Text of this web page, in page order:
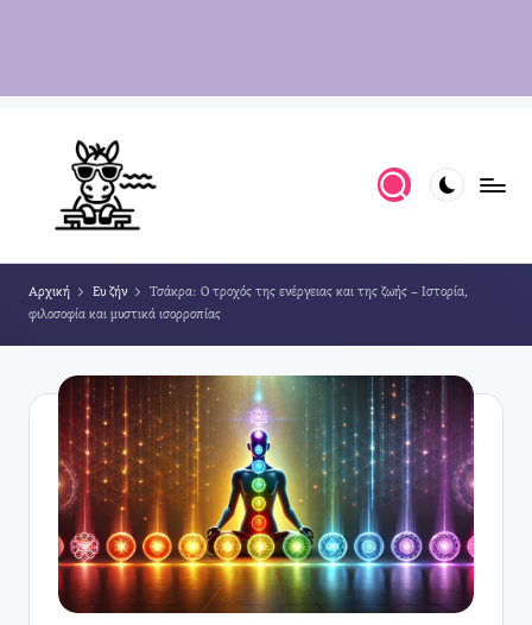
Αρχική Ευ ζήν
Τσάκρα: Ο τροχός της ενέργειας και της ζωής – Ιστορία,
φιλοσοφία και μυστικά ισορροπίας